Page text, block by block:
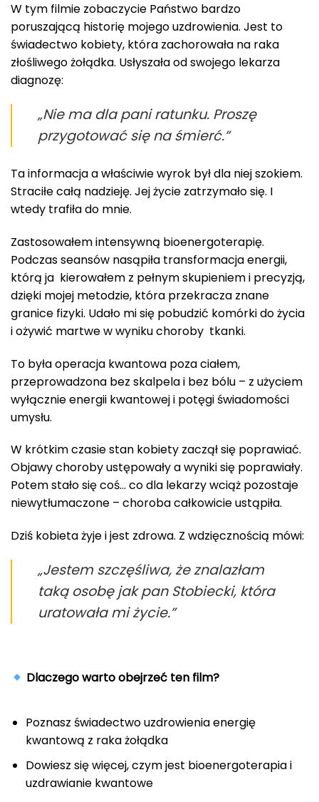
W tym filmie zobaczycie Państwo bardzo
poruszającą historię mojego uzdrowienia. Jest to
świadectwo kobiety, która zachorowała na raka
złośliwego żołądka. Usłyszała od swojego lekarza
diagnozę:
„Nie ma dla pani ratunku. Proszę
przygotować się na śmierć.”
Ta informacja a właściwie wyrok był dla niej szokiem.
Straciłe całą nadzieję. Jej życie zatrzymało się. I
wtedy trafiła do mnie.
Zastosowałem intensywną bioenergoterapię.
Podczas seansów nasąpiła transformacja energii,
którą ja kierowałem z pełnym skupieniem i precyzją,
dzięki mojej metodzie, która przekracza znane
granice fizyki. Udało mi się pobudzić komórki do życia
i ożywić martwe w wyniku choroby tkanki.
To była operacja kwantowa poza ciałem,
przeprowadzona bez skalpela i bez bólu – z użyciem
wyłącznie energii kwantowej i potęgi świadomości
umysłu.
W krótkim czasie stan kobiety zaczął się poprawiać.
Objawy choroby ustępowały a wyniki się poprawiały.
Potem stało się coś… co dla lekarzy wciąż pozostaje
niewytłumaczone – choroba całkowicie ustąpiła.
Dziś kobieta żyje i jest zdrowa. Z wdzięcznością mówi:
„Jestem szczęśliwa, że znalazłam
taką osobę jak pan Stobiecki, która
uratowała mi życie.”
Dlaczego warto obejrzeć ten film?
Poznasz świadectwo uzdrowienia energię
kwantową z raka żołądka
Dowiesz się więcej, czym jest bioenergoterapia i
uzdrawianie kwantowe